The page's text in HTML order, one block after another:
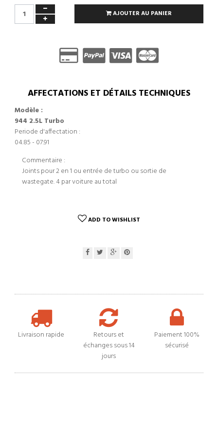
AJOUTER AU PANIER
AFFECTATIONS ET DÉTAILS TECHNIQUES
Modèle :
944 2.5L Turbo
Periode d'affectation :
04.85 - 07.91
Commentaire :
Joints pour 2 en 1 ou entrée de turbo ou sortie de
wastegate. 4 par voiture au total
ADD TO WISHLIST
Livraison rapide
Retours et
échanges sous 14
jours
Paiement 100%
sécurisé